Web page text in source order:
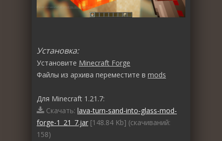
Установка:
Установите Minecraft Forge
Файлы из архива переместите в mods
Для Minecraft 1.21.7:
Скачать: lava-turn-sand-into-glass-mod-
forge-1_21_7.jar [148.84 Kb] (cкачиваний:
158)